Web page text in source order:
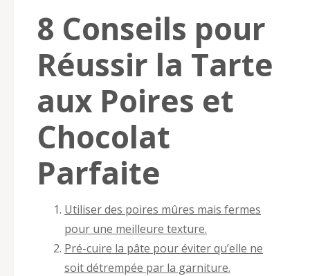
8 Conseils pour
Réussir la Tarte
aux Poires et
Chocolat
Parfaite
Utiliser des poires mûres mais fermes
pour une meilleure texture.
Pré-cuire la pâte pour éviter qu’elle ne
soit détrempée par la garniture.